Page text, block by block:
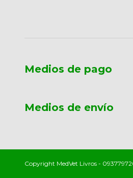
Medios de pago
Medios de envío
Copyright MedVet Livros -